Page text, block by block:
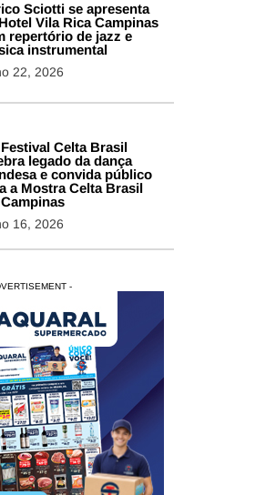
Sciotti se apresenta
Vila Rica Campinas
repertório de jazz e
instrumental
22, 2026
Festival Celta Brasil
legado da dança
e convida público
a Mostra Celta Brasil
16, 2026
-